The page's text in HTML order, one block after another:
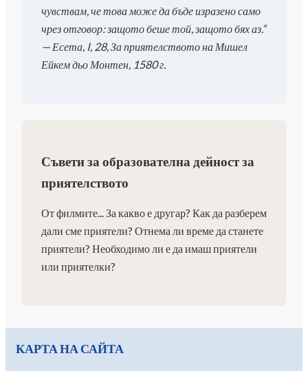
чувствам, че това може да бъде изразено само
чрез отговор: защото беше той, защото бях аз.“
— Есета, I, 28, За приятелството на Мишел
Ейкем дьо Монтен, 1580 г.
Съвети за образователна дейност за
приятелството
От филмите... За какво е другар? Как да разберем
дали сме приятели? Отнема ли време да станете
приятели? Необходимо ли е да имаш приятели
или приятелки?
КАРТА НА САЙТА